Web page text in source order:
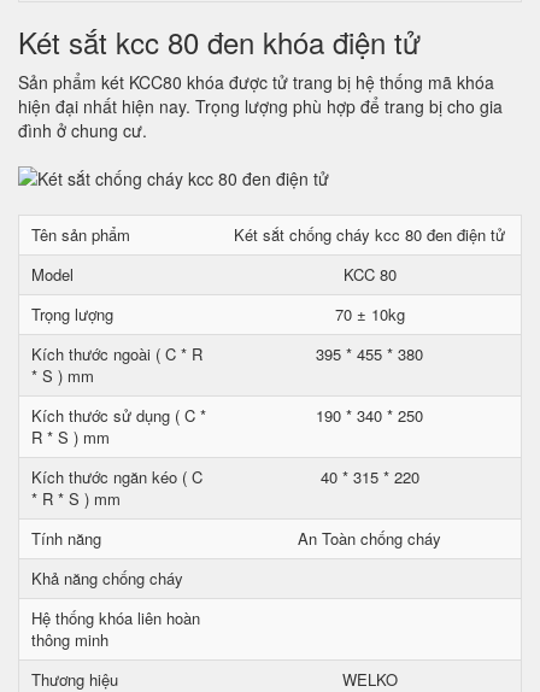
Két sắt kcc 80 đen khóa điện tử
Sản phẩm két KCC80 khóa được tử trang bị hệ thống mã khóa
hiện đại nhất hiện nay. Trọng lượng phù hợp để trang bị cho gia
đình ở chung cư.
Tên sản phẩm
Két sắt chống cháy kcc 80 đen điện tử
Model
KCC 80
Trọng lượng
70 ± 10kg
Kích thước ngoài ( C * R
* S ) mm
395 * 455 * 380
Kích thước sử dụng ( C *
R * S ) mm
190 * 340 * 250
Kích thước ngăn kéo ( C
* R * S ) mm
40 * 315 * 220
Tính năng
An Toàn chống cháy
Khả năng chống cháy
Hệ thống khóa liên hoàn
thông minh
Thương hiệu
WELKO